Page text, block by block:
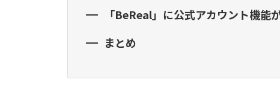
「BeReal」に公式アカウント機能
まとめ